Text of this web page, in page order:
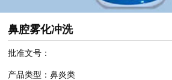
鼻腔雾化冲洗
批准文号：
产品类型：鼻炎类